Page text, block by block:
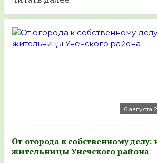
6 августа
От огорода к собственному делу:
жительницы Унечского района